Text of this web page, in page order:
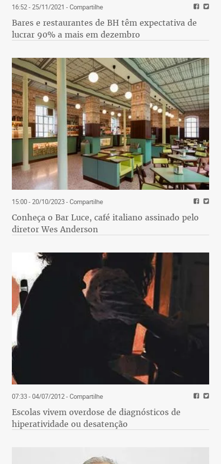
16:52 - 25/11/2021 - Compartilhe
Bares e restaurantes de BH têm expectativa de
lucrar 90% a mais em dezembro
15:00 - 20/10/2023- Compartilhe
Conheça o Bar Luce, café italiano assinado pelo
diretor Wes Anderson
07:33 - 04/07/2012- Compartilhe
Escolas vivem overdose de diagnósticos de
hiperatividade ou desatenção